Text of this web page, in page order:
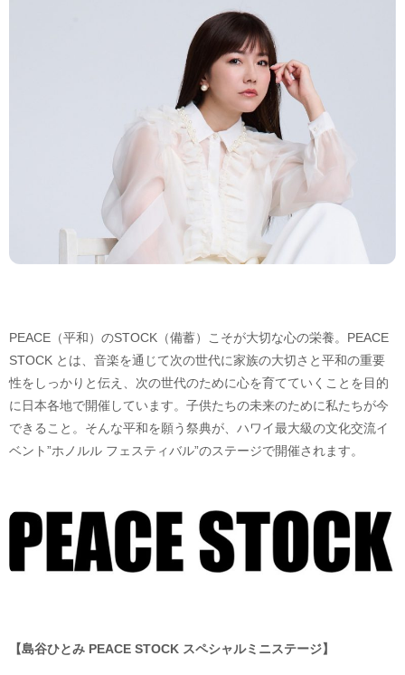
PEACE（平和）のSTOCK（備蓄）こそが大切な心の栄養。PEACE
STOCK とは、音楽を通じて次の世代に家族の大切さと平和の重要
性をしっかりと伝え、次の世代のために心を育てていくことを目的
に日本各地で開催しています。子供たちの未来のために私たちが今
できること。そんな平和を願う祭典が、ハワイ最大級の文化交流イ
ベント”ホノルル フェスティバル”のステージで開催されます。​
【島谷ひとみ PEACE STOCK スペシャルミニステージ】​​